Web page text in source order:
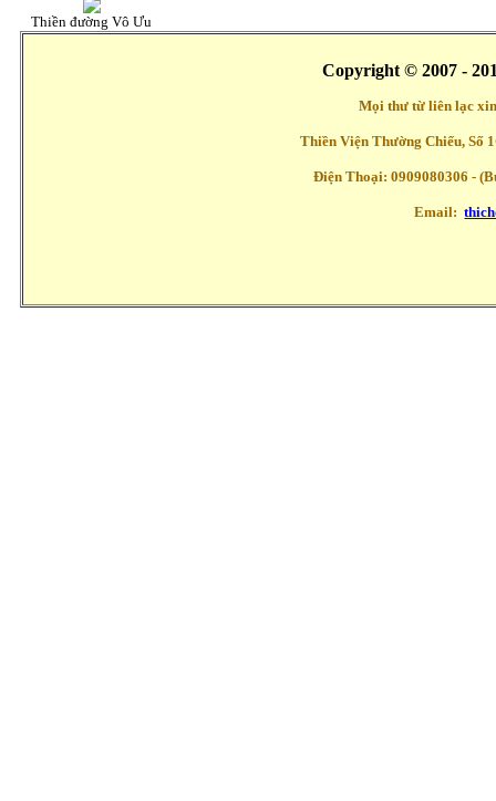
Thiền đường Vô Ưu
Copyright © 2007 -
Mọi thư từ liên lạc
Thiền Viện Thường Chiếu, Số
Điện Thoại: 0909080306 -
Email: